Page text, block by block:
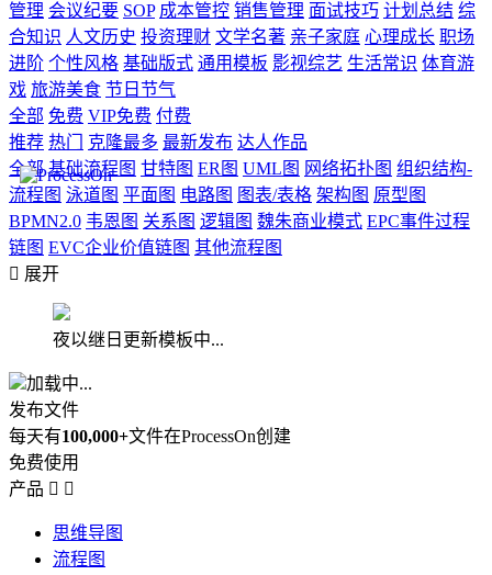
管理 会议纪要 SOP 成本管控 销售管理 面试技巧 计划总结 综
合知识 人文历史 投资理财 文学名著 亲子家庭 心理成长 职场
进阶 个性风格 基础版式 通用模板 影视综艺 生活常识 体育游
戏 旅游美食 节日节气
全部 免费 VIP免费 付费
推荐 热门 克隆最多 最新发布 达人作品
全部 基础流程图 甘特图 ER图 UML图 网络拓扑图 组织结构-
流程图 泳道图 平面图 电路图 图表/表格 架构图 原型图
BPMN2.0 韦恩图 关系图 逻辑图 魏朱商业模式 EPC事件过程
链图 EVC企业价值链图 其他流程图
 展开
夜以继日更新模板中...
加载中...
发布文件
每天有100,000+文件在ProcessOn创建
免费使用
产品  
思维导图
流程图